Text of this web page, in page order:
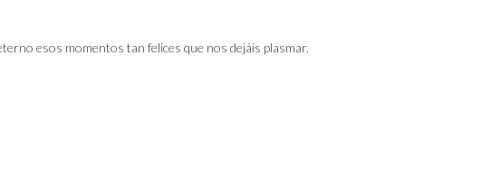
esos momentos tan felices que nos dejáis plasmar.